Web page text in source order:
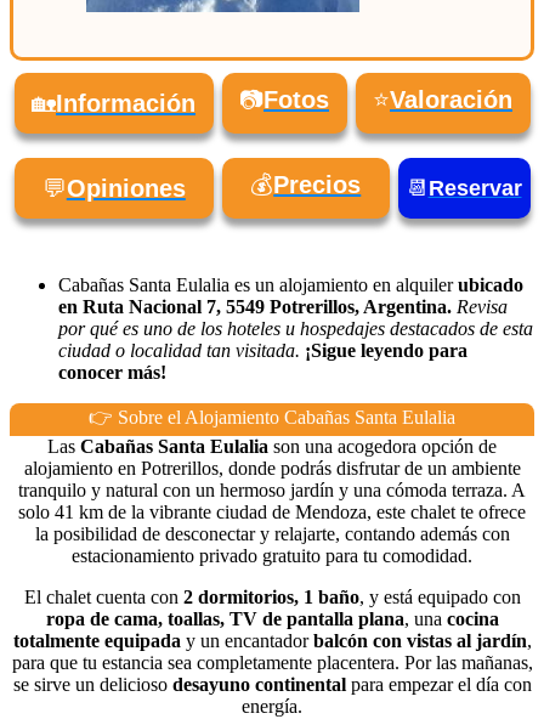
🏡Información 📷Fotos ⭐Valoración
💬Opiniones 💰Precios 📆 Reservar
Cabañas Santa Eulalia es un alojamiento en alquilerubicado
en Ruta Nacional 7, 5549 Potrerillos, Argentina. Revisa
por qué es uno de los hoteles u hospedajes destacados de esta
ciudad o localidad tan visitada. ¡Sigue leyendo para
conocer más!
👉 Sobre el Alojamiento Cabañas Santa Eulalia
Las Cabañas Santa Eulalia son una acogedora opción de
alojamiento en Potrerillos, donde podrás disfrutar de un ambiente
tranquilo y natural con un hermoso jardín y una cómoda terraza. A
solo 41 km de la vibrante ciudad de Mendoza, este chalet te ofrece
la posibilidad de desconectar y relajarte, contando además con
estacionamiento privado gratuito para tu comodidad.
El chalet cuenta con 2 dormitorios, 1 baño, y está equipado con
ropa de cama, toallas, TV de pantalla plana, una cocina
totalmente equipada y un encantadorbalcón con vistas al jardín,
para que tu estancia sea completamente placentera. Por las mañanas,
se sirve un delicioso desayuno continentalpara empezar el día con
energía.